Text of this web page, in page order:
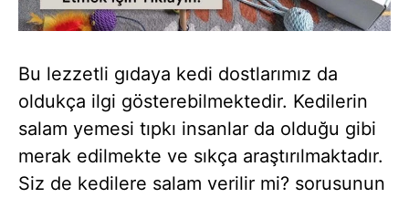
Bu lezzetli gıdaya kedi dostlarımız da
oldukça ilgi gösterebilmektedir. Kedilerin
salam yemesi tıpkı insanlar da olduğu gibi
merak edilmekte ve sıkça araştırılmaktadır.
Siz de kedilere salam verilir mi? sorusunun